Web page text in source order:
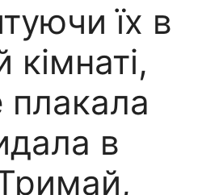
їх в
кімнаті,
в